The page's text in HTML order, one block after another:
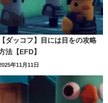
【ダッコフ】目には目をの攻略
法【EFD】
年11月11日